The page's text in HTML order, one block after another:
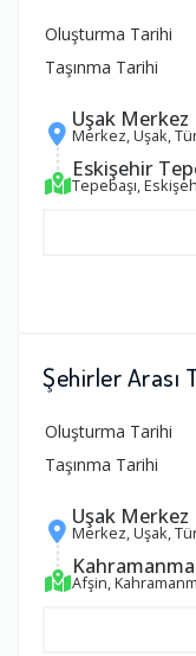
Oluşturma Tarihi
Taşınma Tarihi
Uşak Merkez
Merkez, Uşak,
Eskişehir
Tepebaşı,
Şehirler Arası
Oluşturma Tarihi
Taşınma Tarihi
Uşak Merkez
Merkez, Uşak,
Afşin,